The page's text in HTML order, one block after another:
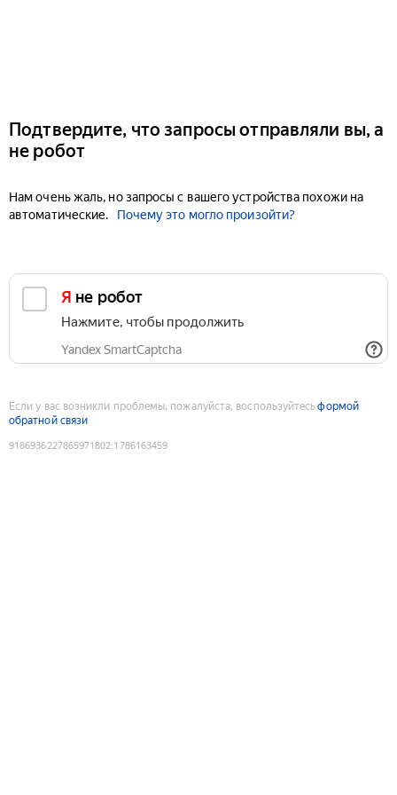
Подтвердите, что запросы отправляли вы, а
не робот
Нам очень жаль, но запросы с вашего устройства похожи на
автоматические.
Почему это могло произойти?
Я не робот
Нажмите, чтобы продолжить
Yandex SmartCaptcha
Если у вас возникли проблемы, пожалуйста, воспользуйтесьформой
обратной связи
9186936227865971802:1786163459